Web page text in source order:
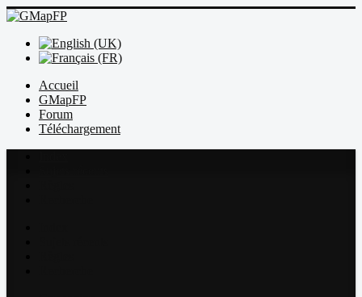
Accueil
GMapFP
Forum
Téléchargement